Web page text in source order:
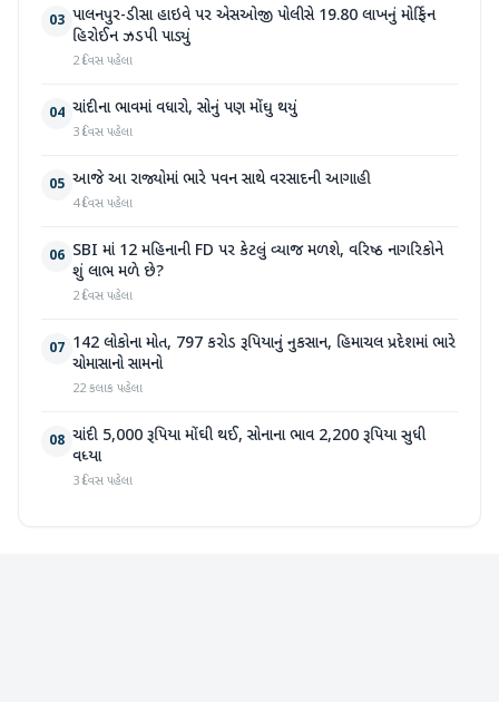
03 પાલનપુર-ડીસા હાઇવે પર એસઓજી પોલીસે 19.80 લાખનું મોર્ફિન
હિરોઈન ઝડપી પાડ્યું
2 દિવસ પહેલા
04 ચાંદીના ભાવમાં વધારો, સોનું પણ મોંઘુ થયું
3 દિવસ પહેલા
05 આજે આ રાજ્યોમાં ભારે પવન સાથે વરસાદની આગાહી
4 દિવસ પહેલા
06 SBI માં 12 મહિનાની FD પર કેટલું વ્યાજ મળશે, વરિષ્ઠ નાગરિકોને
શું લાભ મળે છે?
2 દિવસ પહેલા
07 142 લોકોના મોત, 797 કરોડ રૂપિયાનું નુકસાન, હિમાચલ પ્રદેશમાં ભારે
ચોમાસાનો સામનો
22 કલાક પહેલા
08 ચાંદી 5,000 રૂપિયા મોંઘી થઈ, સોનાના ભાવ 2,200 રૂપિયા સુધી
વધ્યા
3 દિવસ પહેલા